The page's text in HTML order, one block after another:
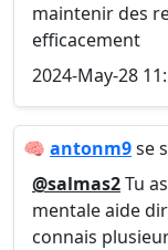
maintenir des
efficacement
2024-May-28
🧠 antonm9se
@salmas2Tu
mentale aide
connais